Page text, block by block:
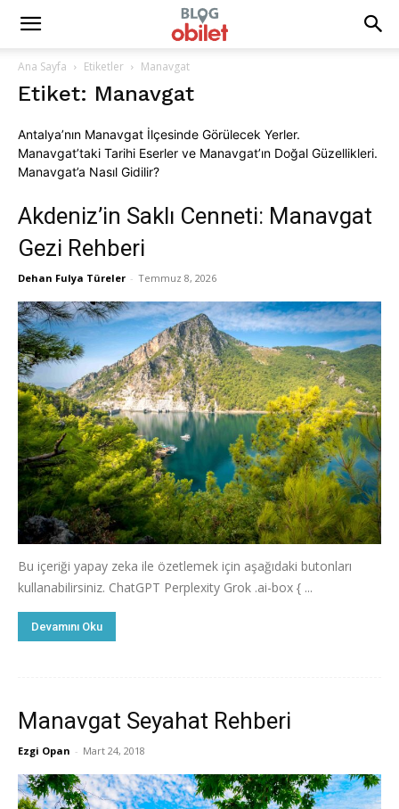
Ana Sayfa Etiketler Manavgat
Etiket: Manavgat
Antalya’nın Manavgat İlçesinde Görülecek Yerler.
Manavgat’taki Tarihi Eserler ve Manavgat’ın Doğal Güzellikleri.
Manavgat’a Nasıl Gidilir?
Akdeniz’in Saklı Cenneti: Manavgat
Gezi Rehberi
Dehan Fulya Türeler - Temmuz 8, 2026
Bu içeriği yapay zeka ile özetlemek için aşağıdaki butonları
kullanabilirsiniz. ChatGPT Perplexity Grok .ai-box { ...
Devamını Oku
Manavgat Seyahat Rehberi
Ezgi Opan - Mart 24, 2018